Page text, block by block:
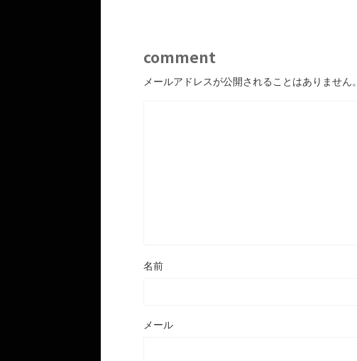
comment
メールアドレスが公開されることはありません。
名前
メール